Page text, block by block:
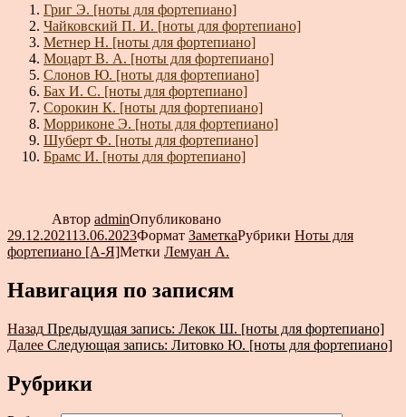
Григ Э. [ноты для фортепиано]
Чайковский П. И. [ноты для фортепиано]
Метнер Н. [ноты для фортепиано]
Моцарт В. А. [ноты для фортепиано]
Слонов Ю. [ноты для фортепиано]
Бах И. С. [ноты для фортепиано]
Сорокин К. [ноты для фортепиано]
Морриконе Э. [ноты для фортепиано]
Шуберт Ф. [ноты для фортепиано]
Брамс И. [ноты для фортепиано]
Автор adminОпубликовано
29.12.202113.06.2023Формат ЗаметкаРубрики Ноты для
фортепиано [А-Я]Метки Лемуан А.
Навигация по записям
Назад Предыдущая запись: Лекок Ш. [ноты для фортепиано]
Далее Следующая запись: Литовко Ю. [ноты для фортепиано]
Рубрики